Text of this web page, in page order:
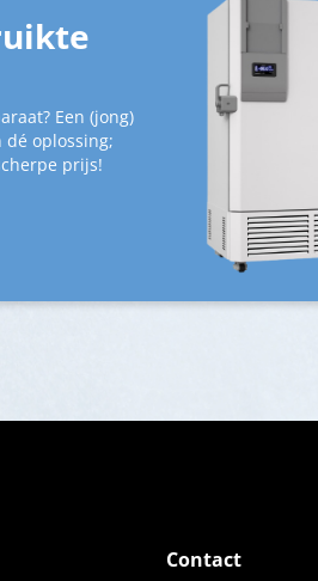
Een (jong)
oplossing;
prijs!
Contact